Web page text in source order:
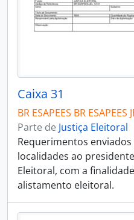
Caixa 31
BR ESAPEES BR ESAPEES
Parte de Justiça Eleitoral
Requerimentos
localidades ao
Eleitoral, com a
alistamento eleitoral.